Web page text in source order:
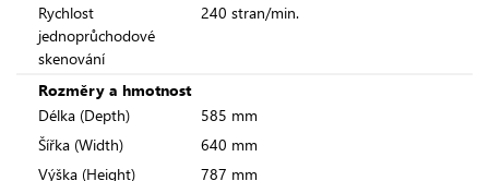
Rychlost
jednoprůchodové
skenování
240 stran/min.
Rozměry a hmotnost
Délka (Depth)
585 mm
Šířka (Width)
640 mm
Výška (Height)
787 mm